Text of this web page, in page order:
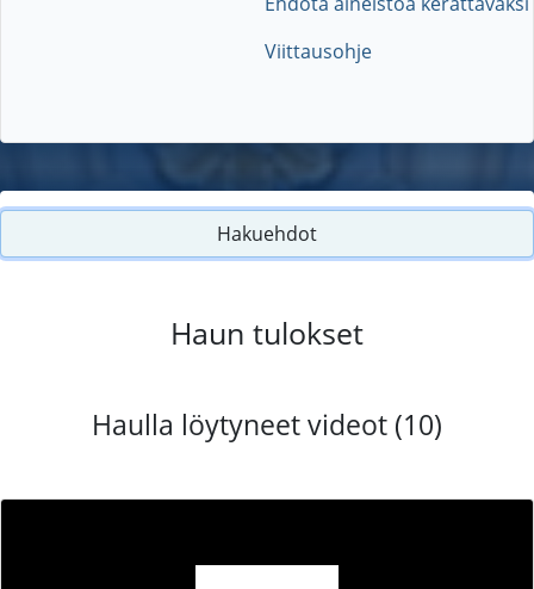
Viittausohje
Hakuehdot
Haun tulokset
Haulla löytyneet videot (10)